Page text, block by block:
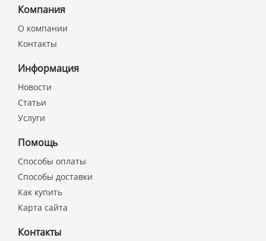
Компания
О компании
Контакты
Информация
Новости
Статьи
Услуги
Помощь
Способы оплаты
Способы доставки
Как купить
Карта сайта
Контакты